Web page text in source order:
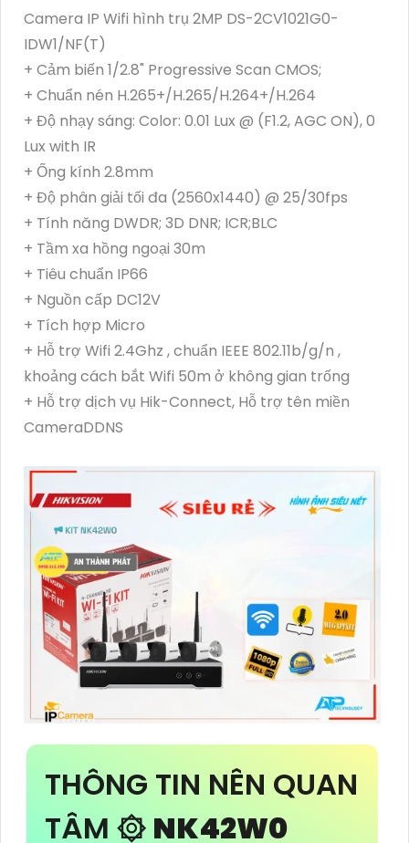
Camera IP Wifi hình trụ 2MP DS-2CV1021G0-
IDW1/NF(T)
+ Cảm biến 1/2.8" Progressive Scan CMOS;
+ Chuẩn nén H.265+/H.265/H.264+/H.264
+ Độ nhạy sáng: Color: 0.01 Lux @ (F1.2, AGC ON), 0
Lux with IR
+ Ống kính 2.8mm
+ Độ phân giải tối đa (2560x1440) @ 25/30fps
+ Tính năng DWDR; 3D DNR; ICR;BLC
+ Tầm xa hồng ngoại 30m
+ Tiêu chuẩn IP66
+ Nguồn cấp DC12V
+ Tích hợp Micro
+ Hỗ trợ Wifi 2.4Ghz , chuẩn IEEE 802.11b/g/n ,
khoảng cách bắt Wifi 50m ở không gian trống
+ Hỗ trợ dịch vụ Hik-Connect, Hỗ trợ tên miền
CameraDDNS
THÔNG TIN NÊN QUAN
TÂM ۞ NK42W0